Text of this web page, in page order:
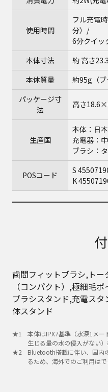
使用時間
フル充電
分）/
6分クイッ
本体寸法
約 高さ
本体質量
約95g（ブ
パッケージ寸
法
高さ
生産国
本体：日本
充電器：
ブラシ：
POSコード
S
K
歯間フィットブラシ,ト
（コンパクト）,極細毛
ブラシスタンド,充電ス
体スタンド
本体はIPX7基準（水深1メ
生じる量の水の侵入がない）
Bluetooth搭載に伴い、国内
るため、海外でのご利用はで